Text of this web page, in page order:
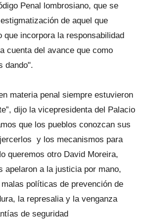
Penal lombrosiano, que se
de aquel que
que incorpora la responsabilidad
cuenta del avance que como
dando".
materia penal siempre estuvieron
dijo la vicepresidenta del Palacio
que los pueblos conozcan sus
y los mecanismos para
queremos otro David Moreira,
apelaron a la justicia por mano,
políticas de prevención de
la represalia y la venganza
de seguridad